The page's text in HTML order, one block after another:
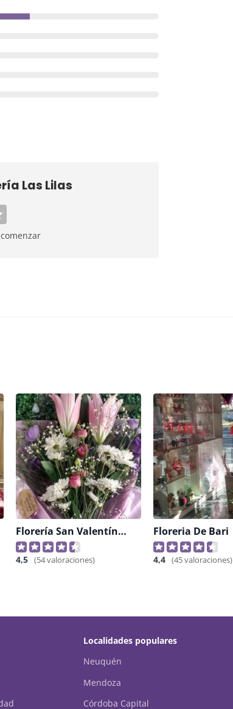
Las Lilas
Florería San Valentín, Alta Córdoba
4,5 (54 valoraciones)
Floreria De Bari
4,4 (45 valoraciones)
Localidades populares
Neuquén
Mendoza
Córdoba Capital